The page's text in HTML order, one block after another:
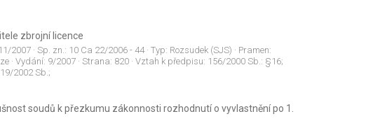
zbrojní licence
2007· Sp. zn.: 10 Ca 22/2006 - 44· Typ: Rozsudek (SJS) · Pramen:
· Vydání: 9/2007· Strana: 820· Vztah k předpisu: 156/2000 Sb.: §16;
2002 Sb.;
soudů k přezkumu zákonnosti rozhodnutí o vyvlastnění po 1.